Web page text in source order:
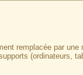
remplacée par une
(ordinateurs,